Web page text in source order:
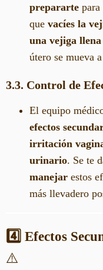
prepararte para
que vacíes la
una vejiga llena
útero se mueva
3.3. Control de
El equipo
efectos
irritación
urinario. Se te
manejar estos
más llevadero
4️⃣ Efectos
⚠️